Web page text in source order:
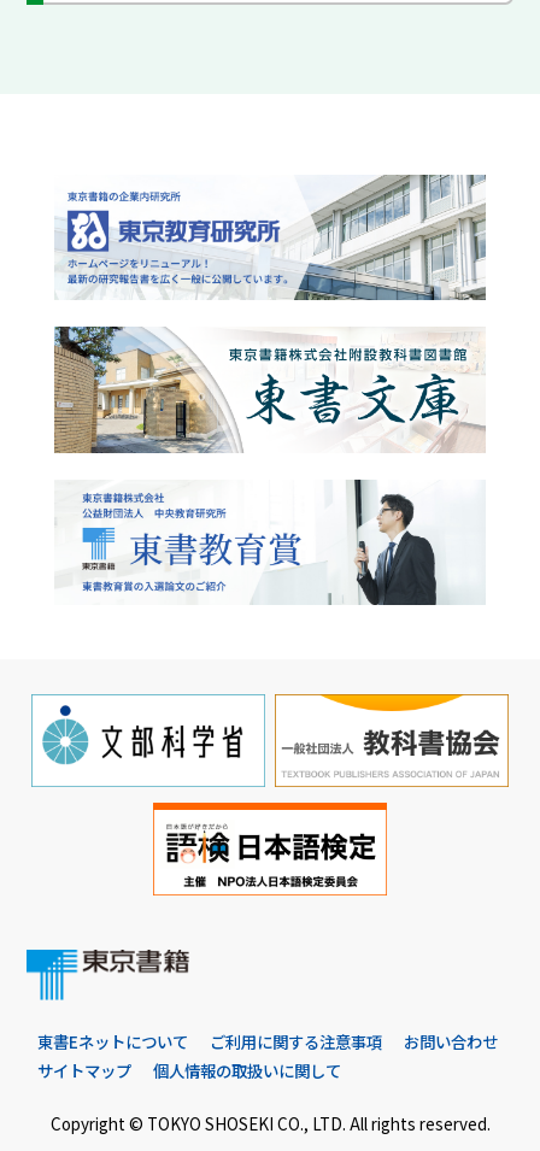
東書Eネットについて ご利用に関する注意事項
お問い合わせ
サイトマップ
個人情報の取扱いに関して
Copyright © TOKYO SHOSEKI CO., LTD. All rights reserved.